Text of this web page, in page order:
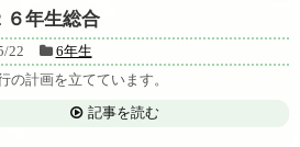
６年生総合
22
6年生
の計画を立てています。
記事を読む